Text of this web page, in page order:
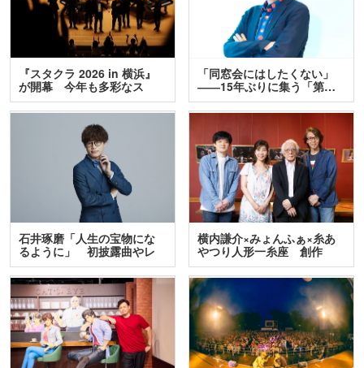
『スタクラ 2026 in 横浜』
が開幕 今年も多彩なス
テ…
「同窓会にはしたくない」
――15年ぶりに集う「第…
石井琢磨「人生の宝物にな
るように」 初披露曲やレ
ア…
横内謙介×みょんふぁ×糸あ
やつり人形一糸座 創作
人…